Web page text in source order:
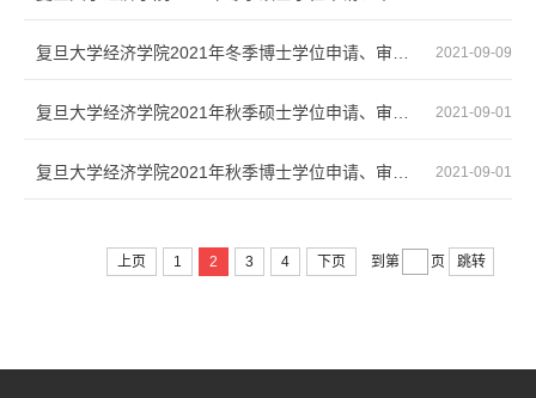
2021-09-09
复旦大学经济学院2021年冬季博士学位申请、审核程序
2021-09-01
复旦大学经济学院2021年秋季硕士学位申请、审核程序
2021-09-01
复旦大学经济学院2021年秋季博士学位申请、审核程序
上页 1 2 3 4 下页 到第 页 跳转